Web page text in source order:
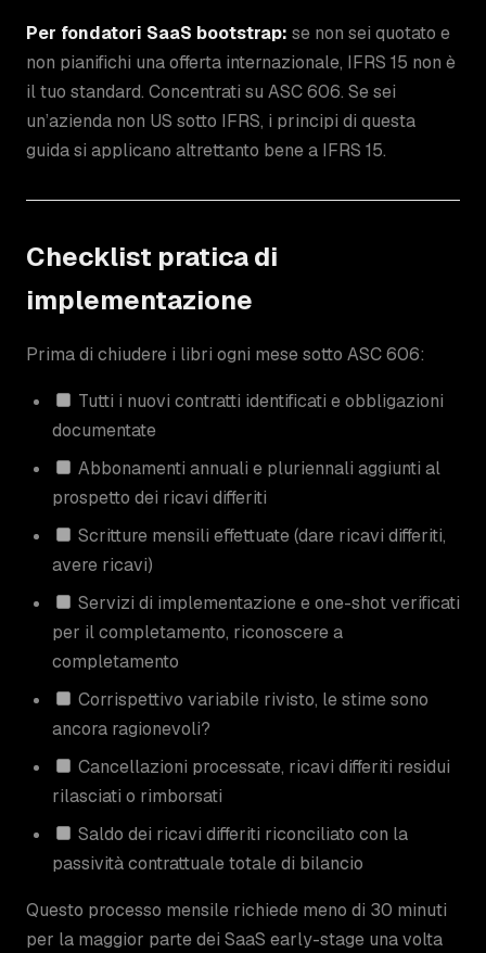
Per fondatori SaaS bootstrap: se non sei quotato e
non pianifichi una offerta internazionale, IFRS 15 non è
il tuo standard. Concentrati su ASC 606. Se sei
un’azienda non US sotto IFRS, i principi di questa
guida si applicano altrettanto bene a IFRS 15.
Checklist pratica di
implementazione
Prima di chiudere i libri ogni mese sotto ASC 606:
Tutti i nuovi contratti identificati e obbligazioni
documentate
Abbonamenti annuali e pluriennali aggiunti al
prospetto dei ricavi differiti
Scritture mensili effettuate (dare ricavi differiti,
avere ricavi)
Servizi di implementazione e one-shot verificati
per il completamento, riconoscere a
completamento
Corrispettivo variabile rivisto, le stime sono
ancora ragionevoli?
Cancellazioni processate, ricavi differiti residui
rilasciati o rimborsati
Saldo dei ricavi differiti riconciliato con la
passività contrattuale totale di bilancio
Questo processo mensile richiede meno di 30 minuti
per la maggior parte dei SaaS early-stage una volta